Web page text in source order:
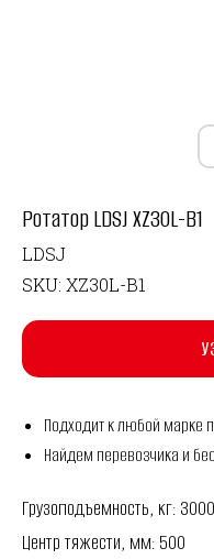
Ротатор LDSJ XZ30L-B1
LDSJ
SKU: XZ30L-B1
Подходит к любой марке
Найдем перевозчика и
Грузоподъемность, кг: 3000
Центр тяжести, мм: 500